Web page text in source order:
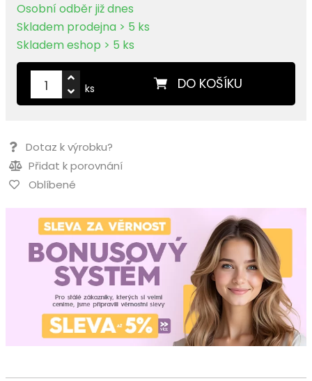
Osobní odběr již dnes
Skladem prodejna > 5 ks
Skladem eshop > 5 ks
DO KOŠÍKU
ks
Dotaz k výrobku?
Přidat k porovnání
Oblíbené